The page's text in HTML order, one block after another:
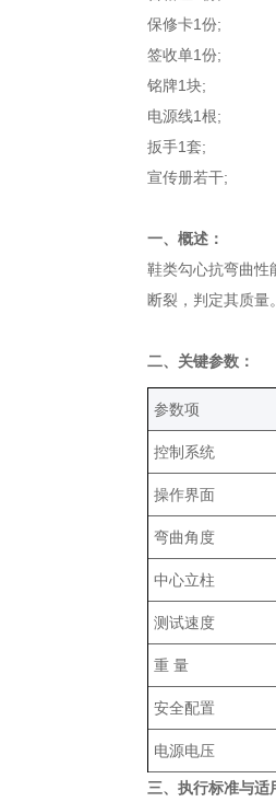
保修卡1份;
签收单1份;
铭牌1块;
电源线1根;
扳手1套;
宣传册若干;
‌一、概述：
鞋类勾心抗弯曲性
断裂，判定其质量
二、关键参数‌：
‌参数项‌
控制系统
操作界面
弯曲角度
中心立柱
测试速度
重 量
安全配置
电源电压
三、执行标准与适